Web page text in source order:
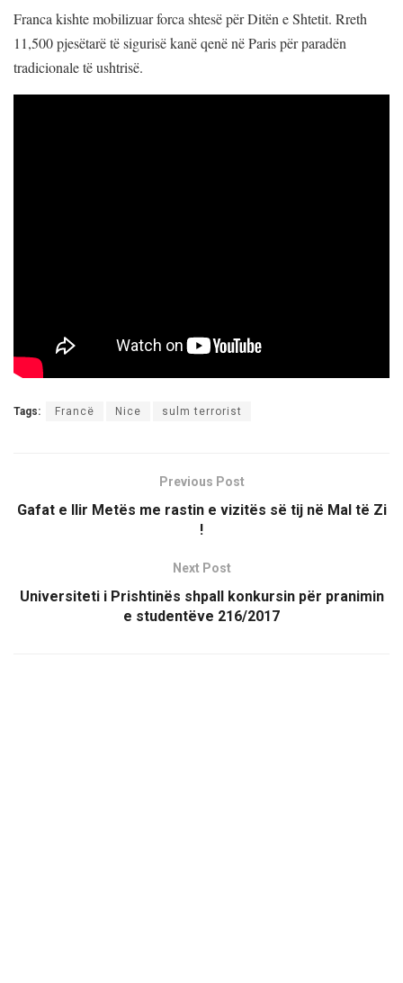
Franca kishte mobilizuar forca shtesë për Ditën e Shtetit. Rreth
11,500 pjesëtarë të sigurisë kanë qenë në Paris për paradën
tradicionale të ushtrisë.
Tags: Francë Nice sulm terrorist
Previous Post
Gafat e Ilir Metës me rastin e vizitës së tij në Mal të Zi
!
Next Post
Universiteti i Prishtinës shpall konkursin për pranimin
e studentëve 216/2017